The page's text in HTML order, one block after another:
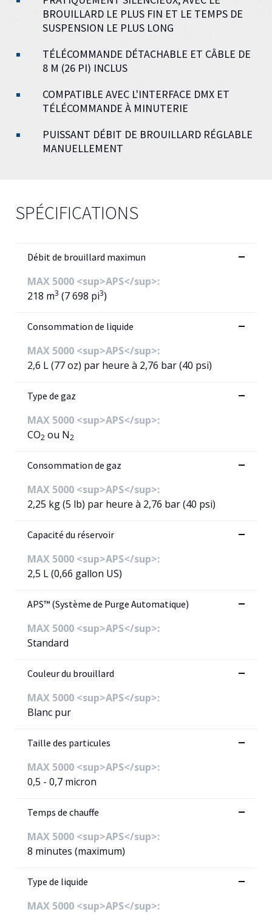
BROUILLARD LE PLUS FIN ET LE TEMPS DE
SUSPENSION LE PLUS LONG
TÉLÉCOMMANDE DÉTACHABLE ET CÂBLE DE
8 M (26 PI) INCLUS
COMPATIBLE AVEC L'INTERFACE DMX ET
TÉLÉCOMMANDE À MINUTERIE
PUISSANT DÉBIT DE BROUILLARD RÉGLABLE
MANUELLEMENT
SPÉCIFICATIONS
Débit de brouillard maximun
MAX 5000 <sup>APS</sup>:
218 m3 (7 698 pi3)
Consommation de liquide
MAX 5000 <sup>APS</sup>:
2,6 L (77 oz) par heure à 2,76 bar (40 psi)
Type de gaz
MAX 5000 <sup>APS</sup>:
CO2 ou N2
Consommation de gaz
MAX 5000 <sup>APS</sup>:
2,25 kg (5 lb) par heure à 2,76 bar (40 psi)
Capacité du réservoir
MAX 5000 <sup>APS</sup>:
2,5 L (0,66 gallon US)
APS™ (Système de Purge Automatique)
MAX 5000 <sup>APS</sup>:
Standard
Couleur du brouillard
MAX 5000 <sup>APS</sup>:
Blanc pur
Taille des particules
MAX 5000 <sup>APS</sup>:
0,5 - 0,7 micron
Temps de chauffe
MAX 5000 <sup>APS</sup>:
8 minutes (maximum)
Type de liquide
MAX 5000 <sup>APS</sup>: